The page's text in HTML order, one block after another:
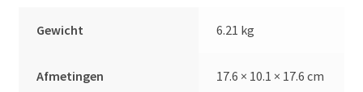
Gewicht 6.21 kg
Afmetingen 17.6 × 10.1 × 17.6 cm